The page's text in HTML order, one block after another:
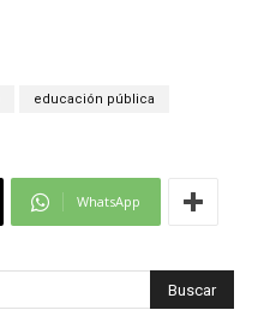
educación pública
WhatsApp